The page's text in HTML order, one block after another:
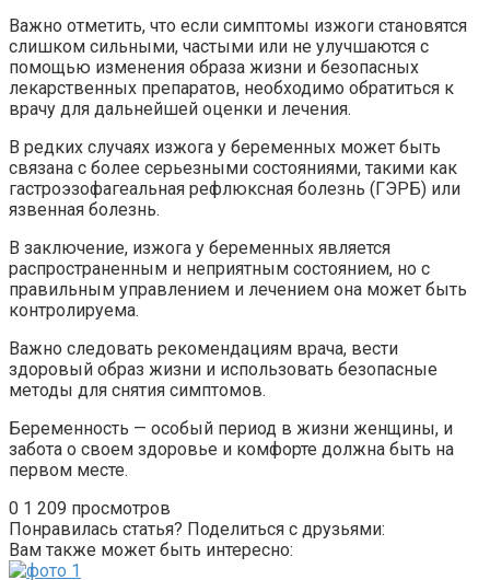
Важно отметить, что если симптомы изжоги становятся
слишком сильными, частыми или не улучшаются с
помощью изменения образа жизни и безопасных
лекарственных препаратов, необходимо обратиться к
врачу для дальнейшей оценки и лечения.
В редких случаях изжога у беременных может быть
связана с более серьезными состояниями, такими как
гастроэзофагеальная рефлюксная болезнь (ГЭРБ) или
язвенная болезнь.
В заключение, изжога у беременных является
распространенным и неприятным состоянием, но с
правильным управлением и лечением она может быть
контролируема.
Важно следовать рекомендациям врача, вести
здоровый образ жизни и использовать безопасные
методы для снятия симптомов.
Беременность — особый период в жизни женщины, и
забота о своем здоровье и комфорте должна быть на
первом месте.
0 1 209 просмотров
Понравилась статья? Поделиться с друзьями:
Вам также может быть интересно: